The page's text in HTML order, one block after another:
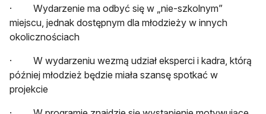
· Wydarzenie ma odbyć się w „nie-szkolnym”
miejscu, jednak dostępnym dla młodzieży w innych
okolicznościach
· W wydarzeniu wezmą udział eksperci i kadra, którą
później młodzież będzie miała szansę spotkać w
projekcie